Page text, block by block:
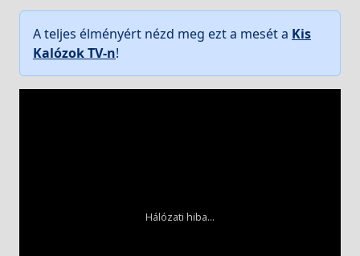
A teljes élményért nézd meg ezt a mesét a Kis
Kalózok TV-n!